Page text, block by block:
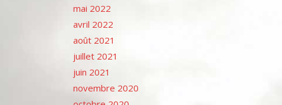
mai 2022
avril 2022
août 2021
juillet 2021
juin 2021
novembre 2020